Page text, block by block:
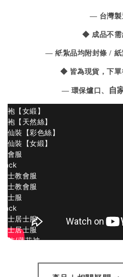
長袍馬褂【天然絲】
旗袍【女緞】
旗袍【天然絲】
鳳仙裝【彩色絲】
鳳仙裝【女緞】
教會服
Back
男士教會服
女士教會服
居士服
Back
男士居士服
女士居士服
首飾/蓮花被
— 台灣
◆ 成品不
— 紙紮品均附封條 /
◆ 皆為現貨，下
— 環保爐口、 自